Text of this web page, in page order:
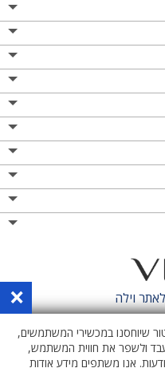
וילה ×
שיוחסנו במכשירי המשתמשים,
ולשפר את חווית המשתמש,
אנו משתפים מידע אודות